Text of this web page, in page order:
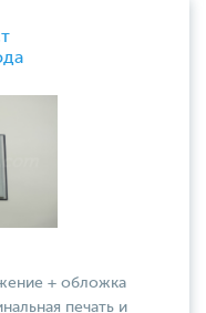
+ обложка
печать и